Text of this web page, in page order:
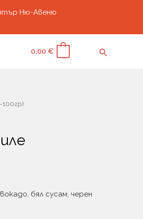
Ню-Авеню
0,00 € Search
бял сусам, черен